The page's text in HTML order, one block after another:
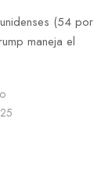
(54 por
maneja el